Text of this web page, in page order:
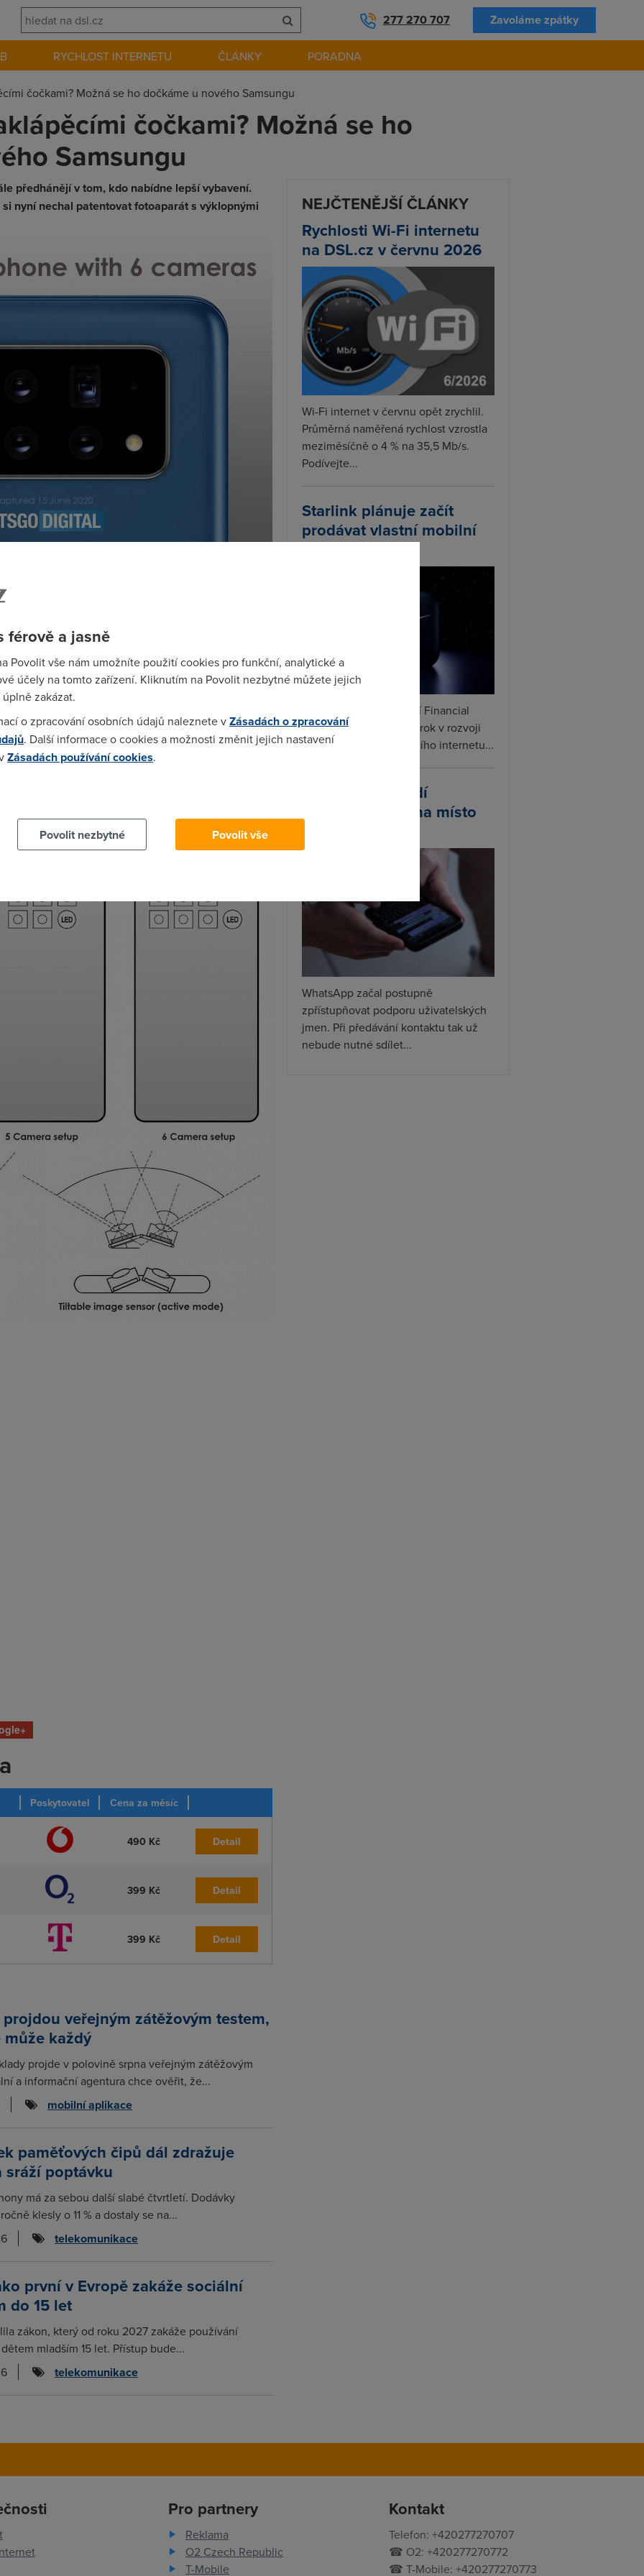
277 270 707 Zavoláme zpátky
RYCHLOST INTERNETU ČLÁNKY PORADNA
čočkami? Možná se ho dočkáme u nového Samsungu
čočkami? Možná se ho
Samsungu
předhánějí v tom, kdo nabídne lepší vybavení.
nyní nechal patentovat fotoaparát s výklopnými
nechal patentovat smartphone s
vzdáleností 28 mm a šestý je pak
vyklápěcím mechanismem
efektu rybího oka.
s ní budou pouze spolupracovat. Podle úhlu jejich
a ohniskovou vzdálenost.
například panoramatické snímky
i při zhoršených světelných podmínkách. Další
vyšší rozsah
brzy objeví na pultech obchodů a
Nokie s pěti čočkami.
Poskytovatel Cena za měsíc
490 Kč Detail
399 Kč Detail
399 Kč Detail
veřejným zátěžovým testem,
každý
projde v polovině srpna veřejným zátěžovým
a informační agentura chce ověřit, že...
mobilní aplikace
paměťových čipů dál zdražuje
sráží poptávku
má za sebou další slabé čtvrtletí. Dodávky
klesly o 11 % a dostaly se na...
telekomunikace
první v Evropě zakáže sociální
do 15 let
zákon, který od roku 2027 zakáže používání
mladším 15 let. Přístup bude...
telekomunikace
NEJČTENĚJŠÍ ČLÁNKY
Rychlosti Wi-Fi internetu
na DSL.cz v červnu 2026
Wi-Fi internet v červnu opět zrychlil.
Průměrná naměřená rychlost vzrostla
meziměsíčně o 4 % na 35,5 Mb/s.
Podívejte...
Starlink plánuje začít
prodávat vlastní mobilní
tarify
SpaceX podle informací Financial
Times připravuje další krok v rozvoji
Starlinku. Vedle satelitního internetu...
WhatsApp zavádí
uživatelská jména místo
WhatsApp začal postupně
zpřístupňovat podporu uživatelských
jmen. Při předávání kontaktu tak už
nebude nutné sdílet...
Pro partnery
Reklama
O2 Czech Republic
T-Mobile
Kontakt
Telefon: +420277270707
☎ O2: +420277270772
☎ T-Mobile: +420277270773
férově a jasně
Povolit vše nám umožníte použití cookies pro funkční, analytické a
účely na tomto zařízení. Kliknutím na Povolit nezbytné můžete jejich
zakázat.
o zpracování osobních údajů naleznete vZásadách o zpracování
. Další informace o cookies a možnosti změnit jejich nastavení
Zásadách používání cookies.
Povolit nezbytné
Povolit vše